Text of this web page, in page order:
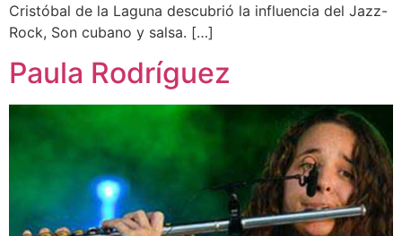
Cristóbal de la Laguna descubrió la influencia del Jazz-
Rock, Son cubano y salsa. […]
Paula Rodríguez